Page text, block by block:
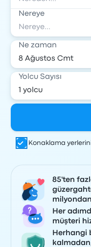
Nereye
Ne zaman
Yolcu Sayısı
Konaklama
85'ten
Her
müşteri
Herhangi